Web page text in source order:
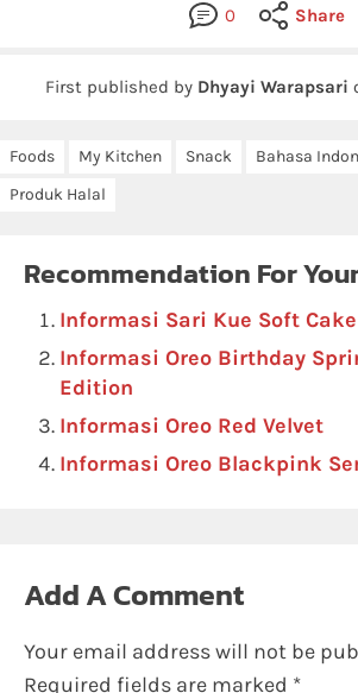
0 Share
First published by Dhyayi Warapsari
Foods My Kitchen Snack Bahasa
Produk Halal
Recommendation For
Informasi Sari Kue Soft
Informasi Oreo Birthday
Edition
Informasi Oreo Red Velvet
Informasi Oreo Blackpink
Add A Comment
Your email address will not be
Required fields are marked *